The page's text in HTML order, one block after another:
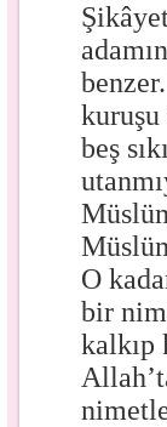
kuruşu
beş
O
bir
kalkıp